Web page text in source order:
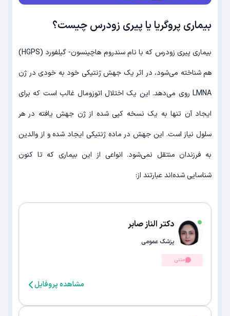
بیماری پروگریا یا پیری زودرس چیست؟
بیماری پیری زودرس که با نام‌ سندروم هاچینسون- گیلفورد (HGPS)
هم شناخته می‌شود، در اثر یک جهش ژنتیکی خود به خودی در ژن
LMNA روی می‌دهد. این یک اختلال اتوزومال غالب است که برای
ایجاد آن تنها به یک نسخه کپی شده از ژن جهش یافته در هر
سلول نیاز است. این جهش در ماده ژنتیکی ایجاد شده و از والدین
به فرزندان منتقل نمی‌شود. انواعی از این بیماری که تا کنون
شناسایی شده‌اند عبارتند از:
دکتر الناز صابر
پزشک عمومی
متنی
مشاهده پروفایل